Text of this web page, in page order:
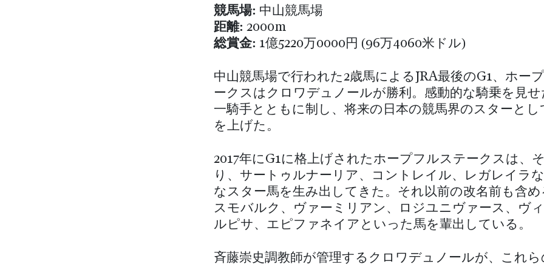
競馬場: 中山競馬場
距離: 2000m
総賞金: 1億5220万0000円 (96万4060米ドル)
中山競馬場で行われた2歳馬によるJRA最後のG1、ホー
ークスはクロワデュノールが勝利。感動的な騎乗を見せ
一騎手とともに制し、将来の日本の競馬界のスターとし
を上げた。
2017年にG1に格上げされたホープフルステークスは、
り、サートゥルナーリア、コントレイル、レガレイラ
なスター馬を生み出してきた。それ以前の改名前も含
スモバルク、ヴァーミリアン、ロジユニヴァース、ヴ
ルピサ、エピファネイアといった馬を輩出している。
斉藤崇史調教師が管理するクロワデュノールが、これ